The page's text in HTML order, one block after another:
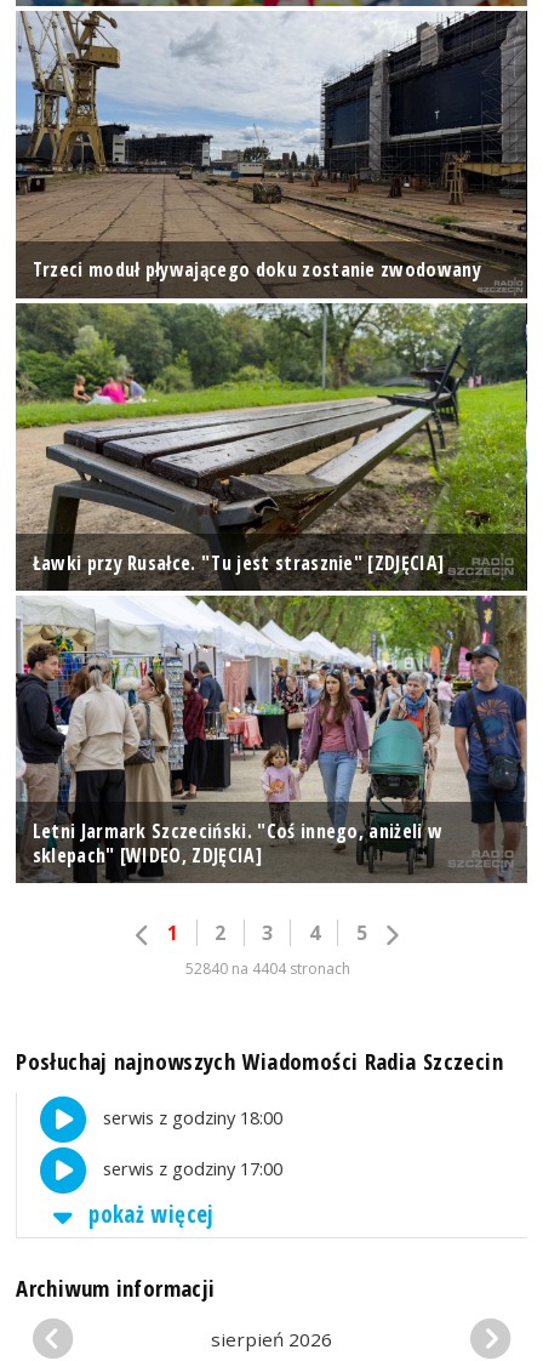
Trzeci moduł pływającego doku zostanie zwodowany
Ławki przy Rusałce. "Tu jest strasznie" [ZDJĘCIA]
Letni Jarmark Szczeciński. "Coś innego, aniżeli w
sklepach" [WIDEO, ZDJĘCIA]
1 2 3 4 5
52840 na 4404 stronach
Posłuchaj najnowszych Wiadomości Radia Szczecin
serwis z godziny 18:00
serwis z godziny 17:00
pokaż więcej
Archiwum informacji
sierpień 2026